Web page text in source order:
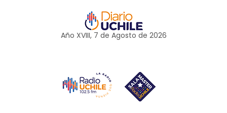
Año XVIII, 7 de Agosto de 2026